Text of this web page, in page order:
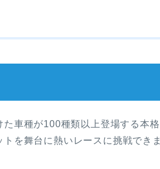
車種が100種類以上登場する本格
を舞台に熱いレースに挑戦できま